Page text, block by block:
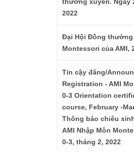
2022
Đại Hội Đồng thường
Montessori của AMI,
Tin cậy đăng/
Registration - AMI
0-3 Orientation
course, February -
Thông báo chiêu
AMI Nhập Môn
0-3, tháng 2, 2022